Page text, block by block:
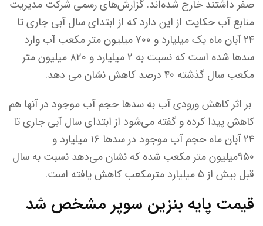
صفر داشتند خارج شده‌اند. گزارش‌های رسمی شرکت مدیریت
منابع آب حکایت از این دارد که از ابتدای سال آبی جاری تا
۲۴ آبان ماه یک میلیارد و ۷۰۰ میلیون متر مکعب آب وارد
سدها شده است که نسبت به ۲ میلیارد و ۸۲۰ میلیون متر
مکعب سال گذشته ۴۰ درصد کاهش نشان می دهد.
بر اثر کاهش ورودی آب به سدها حجم آب موجود در آنها هم
کاهش پیدا کرده و گفته می‌شود از ابتدای سال آبی جاری تا
۲۴ آبان ماه حجم آب موجود در سدها ۱۶ میلیارد و
۹۵۰میلیون متر مکعب شده که نشان می‌دهد نسبت به سال
قبل بیش از ۵ میلیارد مترمکعب کاهش یافته است.
قیمت پایه بنزین سوپر مشخص شد